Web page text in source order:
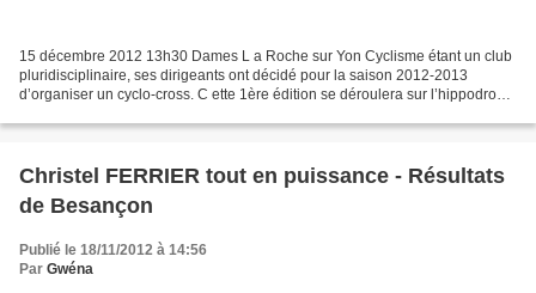
15 décembre 2012 13h30 Dames L a Roche sur Yon Cyclisme étant un club
pluridisciplinaire, ses dirigeants ont décidé pour la saison 2012-2013
d’organiser un cyclo-cross. C ette 1ère édition se déroulera sur l’hippodrome
Christel FERRIER tout en puissance - Résultats
de Besançon
Publié le 18/11/2012 à 14:56
Par Gwéna